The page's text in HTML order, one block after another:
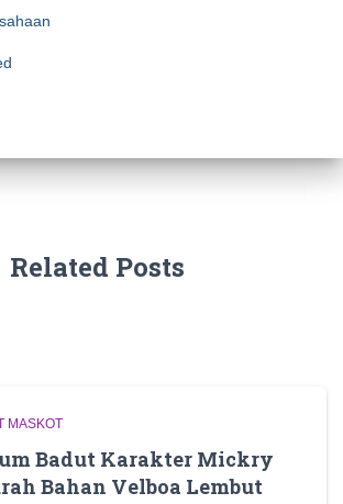
Related Posts
MASKOT
Badut Karakter Mickry
Bahan Velboa Lembut